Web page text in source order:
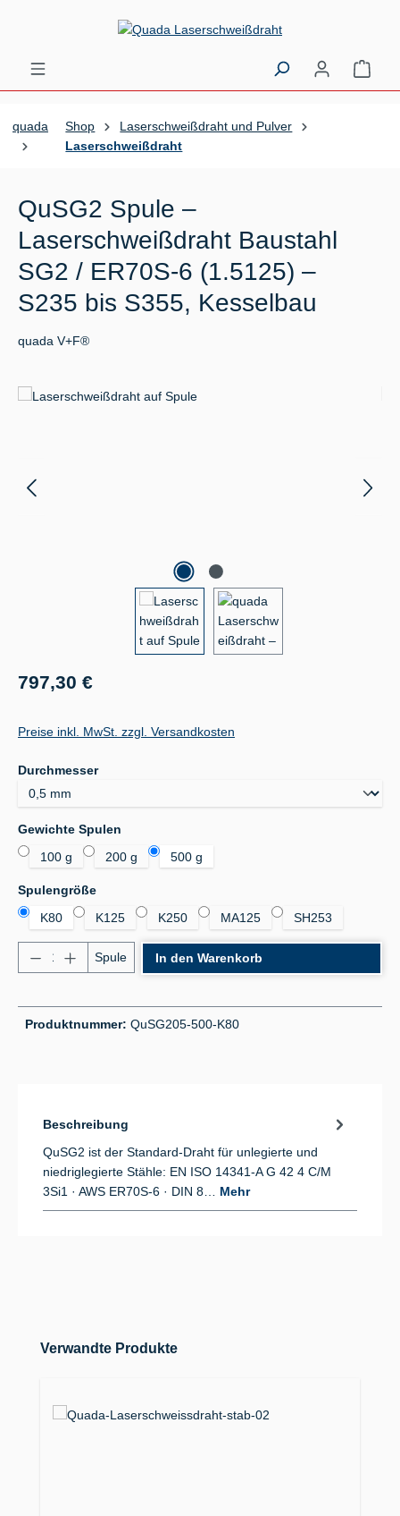
Zum Hauptinhalt springen
quada Shop
Laserschweißdraht und Pulver
Laserschweißdraht
QuSG2 Spule –
Laserschweißdraht Baustahl
SG2 / ER70S-6 (1.5125) –
S235 bis S355, Kesselbau
quada V+F®
Bildergalerie überspringen
Regulärer Preis:
797,30 €
Preise inkl. MwSt. zzgl. Versandkosten
Durchmesserauswählen
Gewichte Spulen
100 g
200 g 500 g
Spulengrößeauswählen
K80
K125 K250 MA125 SH253
Produkt Anzahl: Gib den gewünschten Wert ein
Spule In den Warenkorb
Produktnummer: QuSG205-500-K80
Beschreibung
QuSG2 ist der Standard-Draht für unlegierte und
niedriglegierte Stähle: EN ISO 14341-A G 42 4 C/M
3Si1 · AWS ER70S-6 · DIN 8… Mehr
Produktgalerie überspringen
Verwandte Produkte